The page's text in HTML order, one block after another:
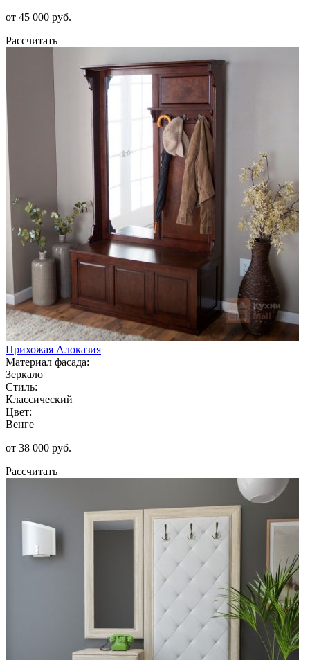
от 45 000 руб.
Рассчитать
Прихожая Алоказия
Материал фасада:
Зеркало
Стиль:
Классический
Цвет:
Венге
от 38 000 руб.
Рассчитать